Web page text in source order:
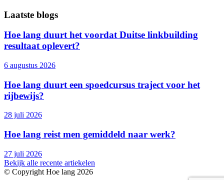
Laatste blogs
Hoe lang duurt het voordat Duitse linkbuilding
resultaat oplevert?
6 augustus 2026
Hoe lang duurt een spoedcursus traject voor het
rijbewijs?
28 juli 2026
Hoe lang reist men gemiddeld naar werk?
27 juli 2026
Bekijk alle recente artiekelen
© Copyright Hoe lang 2026